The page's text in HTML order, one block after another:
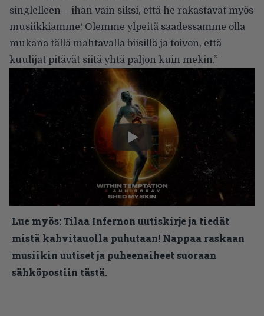
singlelleen – ihan vain siksi, että he rakastavat myös
musiikkiamme! Olemme ylpeitä saadessamme olla
mukana tällä mahtavalla biisillä ja toivon, että
kuulijat pitävät siitä yhtä paljon kuin mekin.”
Lue myös:Tilaa Infernon uutiskirje ja tiedät
mistä kahvitauolla puhutaan! Nappaa raskaan
musiikin uutiset ja puheenaiheet suoraan
sähköpostiin tästä.